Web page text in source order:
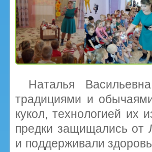
Наталья
традициями и
кукол, технологией их
предки защищались от
и поддерживали